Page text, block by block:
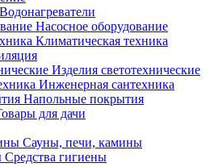
Водонагреватели
Насосное оборудование
Климатическая техника
Изделия светотехнические
Инженерная сантехника
Напольные покрытия
для дачи
Сауны, печи, камины
Средства гигиены